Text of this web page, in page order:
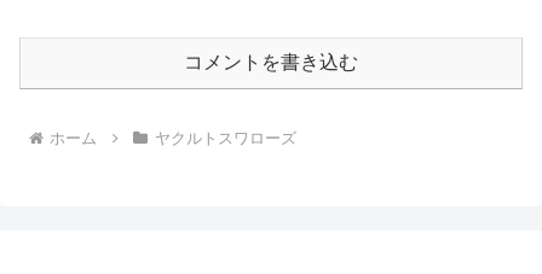
コメントを書き込む
ホーム ヤクルトスワローズ